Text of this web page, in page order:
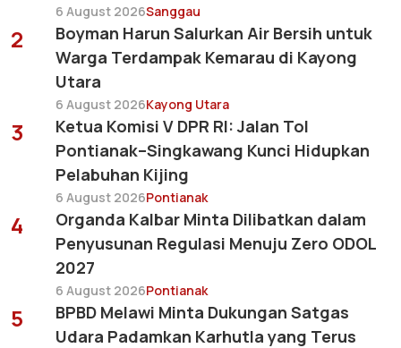
6 August 2026Sanggau
2
Boyman Harun Salurkan Air Bersih untuk
Warga Terdampak Kemarau di Kayong
Utara
6 August 2026Kayong Utara
3
Ketua Komisi V DPR RI: Jalan Tol
Pontianak–Singkawang Kunci Hidupkan
Pelabuhan Kijing
6 August 2026Pontianak
4
Organda Kalbar Minta Dilibatkan dalam
Penyusunan Regulasi Menuju Zero ODOL
2027
6 August 2026Pontianak
5
BPBD Melawi Minta Dukungan Satgas
Udara Padamkan Karhutla yang Terus